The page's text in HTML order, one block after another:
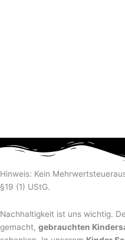
Hinweis: Kein
§19 (1) UStG.
Nachhaltigkeit ist uns wichtig.
gemacht, gebrauchten